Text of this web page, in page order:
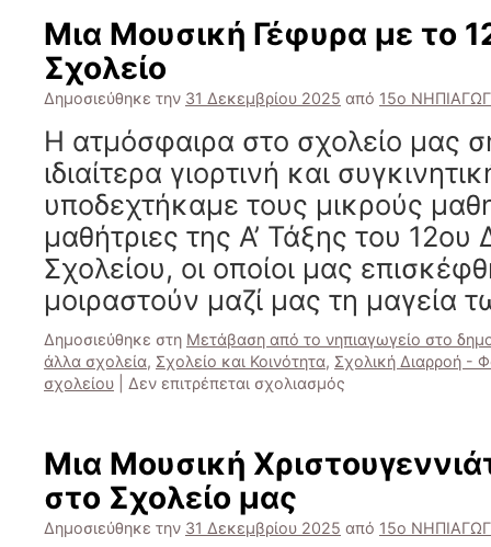
«Η
μισούσε
τα
Κάλαντα»
Μια Μουσική Γέφυρα με το
Σχολείο
Δημοσιεύθηκε την 31 Δεκεμβρίου 2025 από 15ο
Η ατμόσφαιρα στο σχολείο μας
ιδιαίτερα γιορτινή και
υποδεχτήκαμε τους μικρούς
μαθήτριες της Α’ Τάξης του 12ου
Σχολείου, οι οποίοι μας
μοιραστούν μαζί μας τη μαγεία
Δημοσιεύθηκε στη Μετάβαση από το νηπιαγωγείο στο
άλλα σχολεία, Σχολείο και Κοινότητα, Σχολική Διαρροή -
σχολείου
Δεν επιτρέπεται σχολιασμός
με
Δημοτικό
Μια Μουσική
στο Σχολείο μας
Δημοσιεύθηκε την 31 Δεκεμβρίου 2025 από 15ο